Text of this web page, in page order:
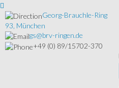
Georg-Brauchle-Ring
93, München
gs@brv-ringen.de
+49 (0) 89/15702-370